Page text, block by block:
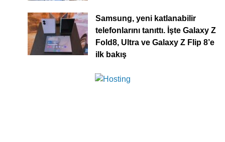
Samsung, yeni katlanabilir
telefonlarını tanıttı. İşte Galaxy Z
Fold8, Ultra ve Galaxy Z Flip 8’e
ilk bakış